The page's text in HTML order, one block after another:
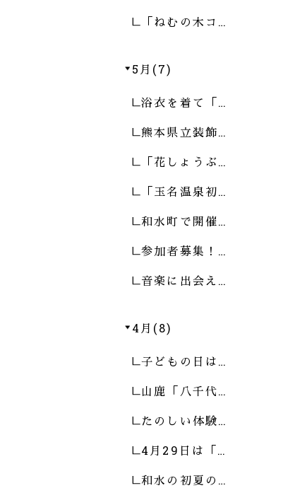
「ねむの木コ…
5月(7)
浴衣を着て「…
熊本県立装飾…
「花しょうぶ…
「玉名温泉初…
和水町で開催…
参加者募集！…
音楽に出会え…
4月(8)
子どもの日は…
山鹿「八千代…
たのしい体験…
4月29日は「…
和水の初夏の…